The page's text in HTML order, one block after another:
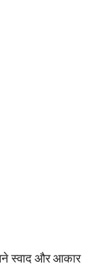
स्वाद और आकार